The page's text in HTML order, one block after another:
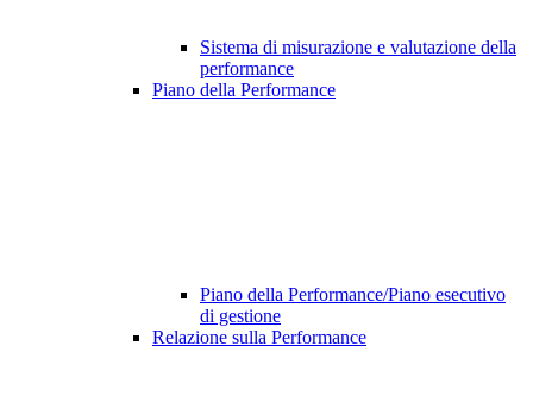
Sistema di misurazione e valutazione della
performance
Piano della Performance
Piano della Performance/Piano esecutivo
di gestione
Relazione sulla Performance